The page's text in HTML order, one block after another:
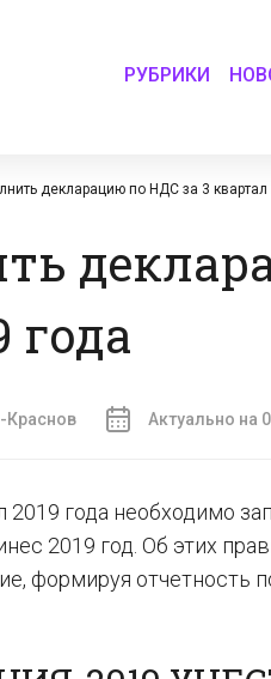
РУБРИКИ
декларацию по НДС за 3 квартал
года
Краснов Актуально на
года необходимо
2019 год. Об этих
формируя отчетность